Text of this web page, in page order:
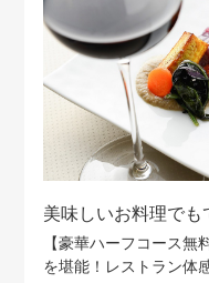
美味しいお料理でも
【豪華ハーフコース
を堪能！レストラン体